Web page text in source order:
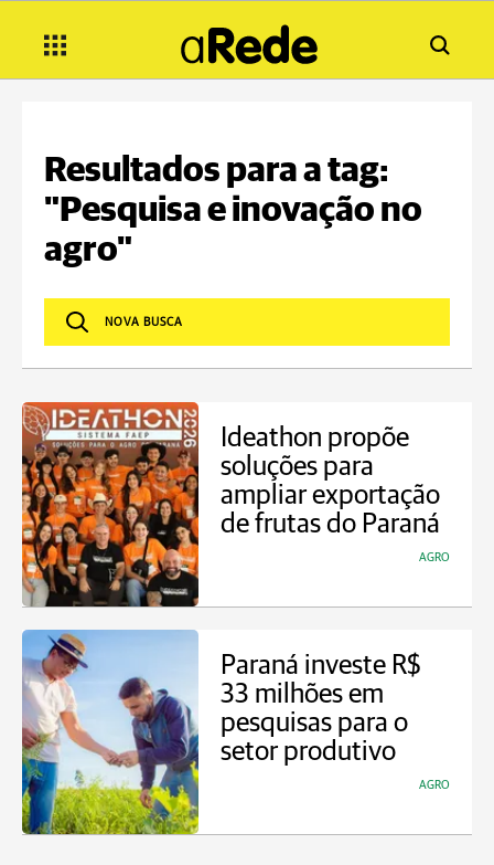
Resultados para a tag:
"Pesquisa e inovação no
agro"
Ideathon propõe
soluções para
ampliar exportação
de frutas do Paraná
AGRO
Paraná investe R$
33 milhões em
pesquisas para o
setor produtivo
AGRO